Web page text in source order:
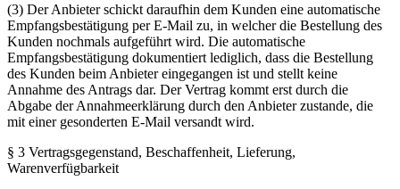
(3) Der Anbieter schickt daraufhin dem Kunden eine automatische
Empfangsbestätigung per E-Mail zu, in welcher die Bestellung des
Kunden nochmals aufgeführt wird. Die automatische
Empfangsbestätigung dokumentiert lediglich, dass die Bestellung
des Kunden beim Anbieter eingegangen ist und stellt keine
Annahme des Antrags dar. Der Vertrag kommt erst durch die
Abgabe der Annahmeerklärung durch den Anbieter zustande, die
mit einer gesonderten E-Mail versandt wird.
§ 3 Vertragsgegenstand, Beschaffenheit, Lieferung,
Warenverfügbarkeit